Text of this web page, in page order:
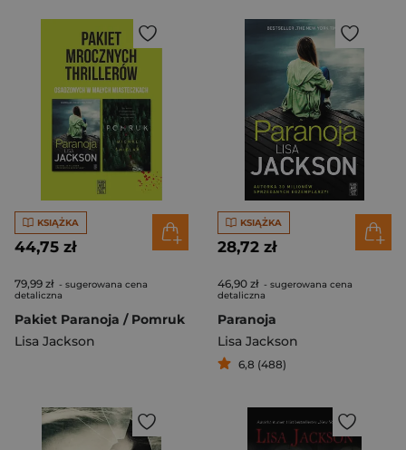
KSIĄŻKA
44,75 zł
79,99 zł - sugerowana cena
detaliczna
Pakiet Paranoja / Pomruk
Lisa Jackson
KSIĄŻKA
28,72 zł
46,90 zł - sugerowana cena
detaliczna
Paranoja
Lisa Jackson
6,8 (488)